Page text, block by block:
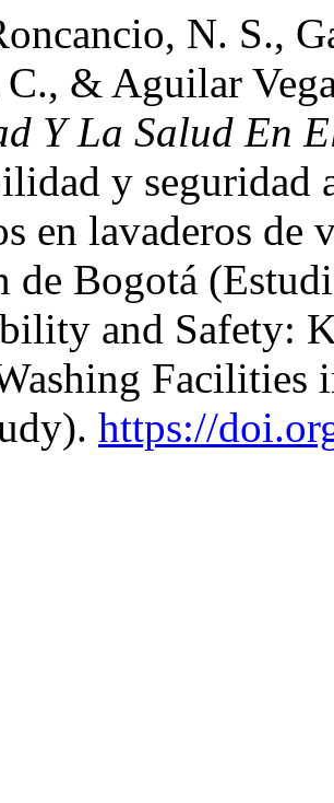
N. S.,
& Aguilar
Y La Salud En
y seguridad
en lavaderos de
de Bogotá
and Safety:
https://